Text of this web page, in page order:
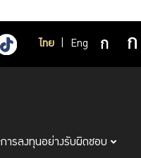
ไทย Eng
การลงทุนอย่างรับผิดชอบ